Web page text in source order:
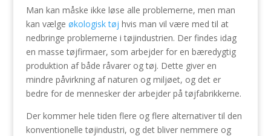
Man kan måske ikke løse alle problemerne, men man
kan vælge økologisk tøj hvis man vil være med til at
nedbringe problemerne i tøjindustrien. Der findes idag
en masse tøjfirmaer, som arbejder for en bæredygtig
produktion af både råvarer og tøj. Dette giver en
mindre påvirkning af naturen og miljøet, og det er
bedre for de mennesker der arbejder på tøjfabrikkerne.
Der kommer hele tiden flere og flere alternativer til den
konventionelle tøjindustri, og det bliver nemmere og